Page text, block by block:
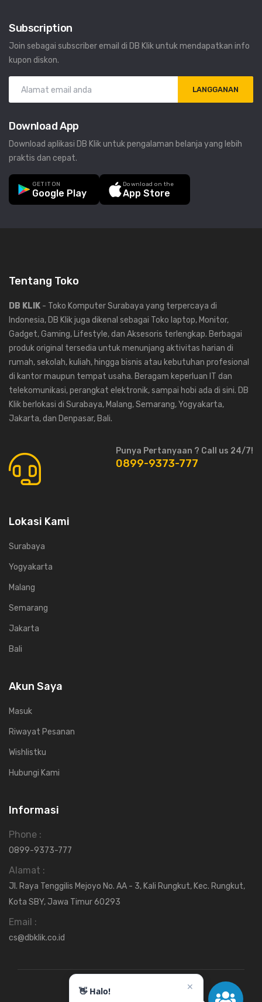
👋 Halo! ✕
Subscription
Join sebagai subscriber email di DB Klik untuk mendapatkan info
kupon diskon.
LANGGANAN
Download App
Download aplikasi DB Klik untuk pengalaman belanja yang lebih
praktis dan cepat.
GET IT ON
Google Play
Download on the
App Store
Tentang Toko
DB KLIK - Toko Komputer Surabaya yang terpercaya di
Indonesia, DB Klik juga dikenal sebagai Toko laptop, Monitor,
Gadget, Gaming, Lifestyle, dan Aksesoris terlengkap. Berbagai
produk original tersedia untuk menunjang aktivitas harian di
rumah, sekolah, kuliah, hingga bisnis atau kebutuhan profesional
di kantor maupun tempat usaha. Beragam keperluan IT dan
telekomunikasi, perangkat elektronik, sampai hobi ada di sini. DB
Klik berlokasi di Surabaya, Malang, Semarang, Yogyakarta,
Jakarta, dan Denpasar, Bali.
Punya Pertanyaan ? Call us 24/7!
0899-9373-777
Lokasi Kami
Surabaya
Yogyakarta
Malang
Semarang
Jakarta
Bali
Akun Saya
Masuk
Riwayat Pesanan
Wishlistku
Hubungi Kami
Informasi
Phone :
0899-9373-777
Alamat :
Jl. Raya Tenggilis Mejoyo No. AA - 3, Kali Rungkut, Kec. Rungkut,
Kota SBY, Jawa Timur 60293
Email :
cs@dbklik.co.id